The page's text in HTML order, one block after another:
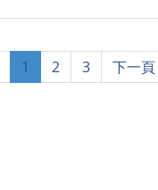
1 2 3 下一頁